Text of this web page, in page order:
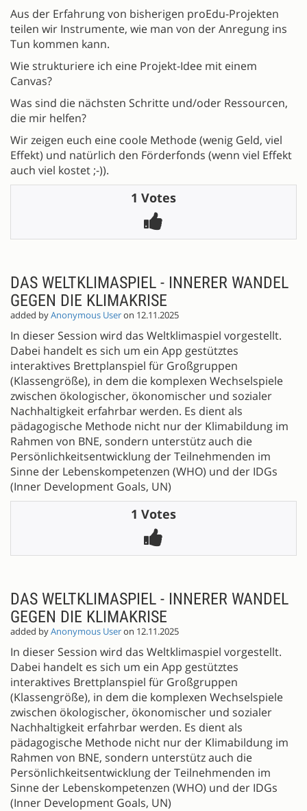
Aus der Erfahrung von bisherigen proEdu-Projekten
teilen wir Instrumente, wie man von der Anregung ins
Tun kommen kann.
Wie strukturiere ich eine Projekt-Idee mit einem
Canvas?
Was sind die nächsten Schritte und/oder Ressourcen,
die mir helfen?
Wir zeigen euch eine coole Methode (wenig Geld, viel
Effekt) und natürlich den Förderfonds (wenn viel Effekt
auch viel kostet ;-)).
1 Votes
DAS WELTKLIMASPIEL - INNERER WANDEL
GEGEN DIE KLIMAKRISE
added byAnonymous Useron 12.11.2025
In dieser Session wird das Weltklimaspiel vorgestellt.
Dabei handelt es sich um ein App gestütztes
interaktives Brettplanspiel für Großgruppen
(Klassengröße), in dem die komplexen Wechselspiele
zwischen ökologischer, ökonomischer und sozialer
Nachhaltigkeit erfahrbar werden. Es dient als
pädagogische Methode nicht nur der Klimabildung im
Rahmen von BNE, sondern unterstütz auch die
Persönlichkeitsentwicklung der Teilnehmenden im
Sinne der Lebenskompetenzen (WHO) und der IDGs
(Inner Development Goals, UN)
1 Votes
DAS WELTKLIMASPIEL - INNERER WANDEL
GEGEN DIE KLIMAKRISE
added byAnonymous Useron 12.11.2025
In dieser Session wird das Weltklimaspiel vorgestellt.
Dabei handelt es sich um ein App gestütztes
interaktives Brettplanspiel für Großgruppen
(Klassengröße), in dem die komplexen Wechselspiele
zwischen ökologischer, ökonomischer und sozialer
Nachhaltigkeit erfahrbar werden. Es dient als
pädagogische Methode nicht nur der Klimabildung im
Rahmen von BNE, sondern unterstütz auch die
Persönlichkeitsentwicklung der Teilnehmenden im
Sinne der Lebenskompetenzen (WHO) und der IDGs
(Inner Development Goals, UN)